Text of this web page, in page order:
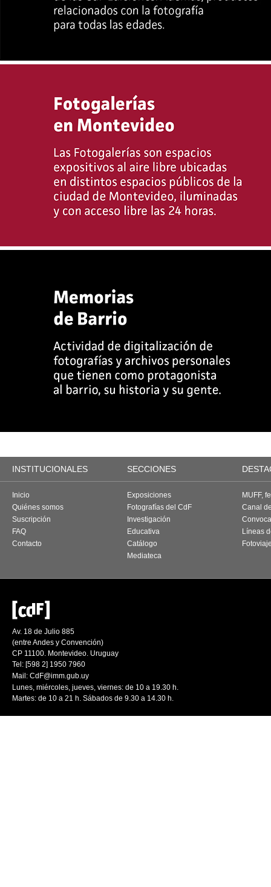
INSTITUCIONALES SECCIONES
Inicio
Quiénes somos
Suscripción
FAQ
Contacto
Exposiciones
Fotografías del CdF
Investigación
Educativa
Catálogo
Mediateca
MUFF,
Canal
Líneas
Av. 18 de Julio 885
(entre Andes y Convención)
CP 11100. Montevideo. Uruguay
Tel: [598 2] 1950 7960
Mail: CdF@imm.gub.uy
Lunes, miércoles, jueves, viernes: de 10 a 19.30 h.
Martes: de 10 a 21 h. Sábados de 9.30 a 14.30 h.